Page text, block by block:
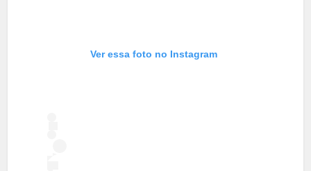
Ver essa foto no Instagram